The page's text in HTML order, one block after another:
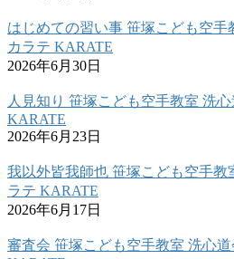
はじめての習い事 笹塚こども空手
カラテ KARATE
2026年6月30日
人見知り 笹塚こども空手教室 洗
KARATE
2026年6月23日
我以外皆我師也 笹塚こども空手教
ラテ KARATE
2026年6月17日
審査会 笹塚こども空手教室 洗心